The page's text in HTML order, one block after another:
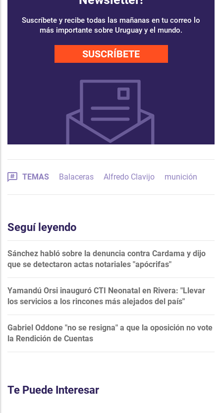
Suscríbete y recibe todas las mañanas en tu correo lo
más importante sobre Uruguay y el mundo.
SUSCRÍBETE
TEMAS Balaceras Alfredo Clavijo munición
Seguí leyendo
Sánchez habló sobre la denuncia contra Cardama y dijo
que se detectaron actas notariales "apócrifas"
Yamandú Orsi inauguró CTI Neonatal en Rivera: "Llevar
los servicios a los rincones más alejados del país"
Gabriel Oddone "no se resigna" a que la oposición no vote
la Rendición de Cuentas
Te Puede Interesar